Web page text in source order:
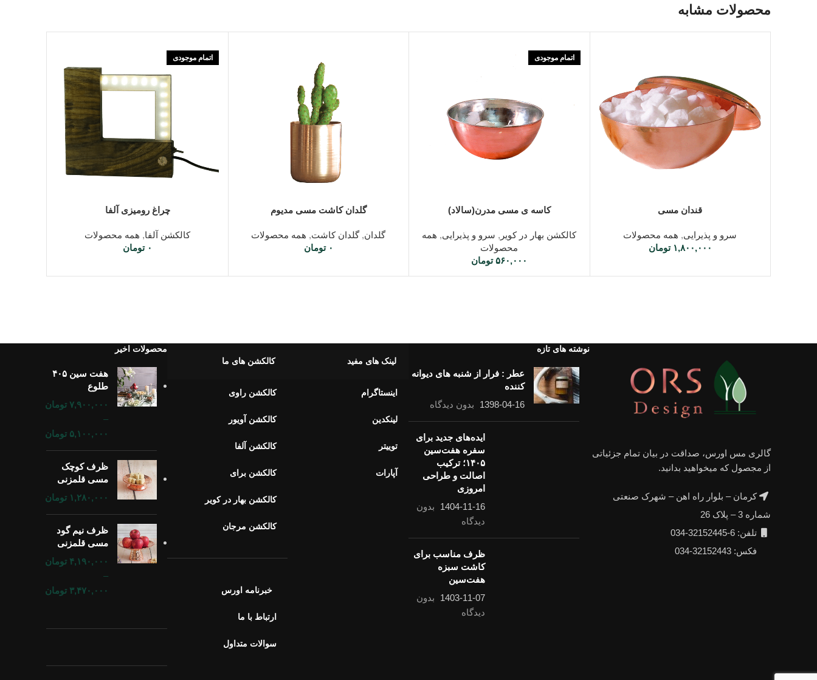
مجموعه جدید هفت سین گالری اورس
شما میتوانید از مجموعه های پیشنهادی دیگر اورس نیز بازدید کنید
تمامی محصولات مسی این مجموعه دارای پوشش محافظ میباشند
بنابراین مشکل تغییر رنگ را ندارند
در ارتباط باشید
محصولات مشابه
افزودن به سبد خریدقندان مسی
سرو و پذیرایی, همه محصولات
۱,۸۰۰,۰۰۰ تومان
اتمام موجودی
اطلاعات بیشترکاسه ی مسی مدرن(سالاد)
کالکشن بهار در کویر , سرو و پذیرایی, همه
محصولات
۵۶۰,۰۰۰ تومان
افزودن به سبد خرید
گلدان کاشت مسی مدیوم
گلدان,گلدان کاشت, همه محصولات
۰ تومان
اتمام موجودی
اطلاعات بیشترچراغ رومیزی آلفا
کالکشن آلفا, همه محصولات
۰ تومان
گالری مس اورس، صداقت در بیان تمام جزئیاتی
از مجصول که میخواهید بدانید.
کرمان – بلوار راه اهن – شهرک صنعتی
شماره 3 – پلاک 26
تلفن: 6-32152445-034
فکس: 32152443-034
نوشته های تازه
عطر : فرار از شنبه های دیوانه
کننده
1398-04-16
بدون دیدگاه
ایده‌های جدید برای
سفره هفت‌سین
۱۴۰۵؛ ترکیب
اصالت و طراحی
امروزی
1404-11-16
بدون
دیدگاه
ظرف مناسب برای
کاشت سبزه هفت‌سین
1403-11-07
دیدگاه
لینک های مفید
اینستاگرام
لینکدین
توییتر
آپارات
کالکشن های ما
کالکشن راوی
کالکشن آویور
کالکشن آلفا
کالکشن برای
کالکشن بهار در کویر
کالکشن مرجان
خبرنامه اورس
ارتباط با ما
سوالات متداول
محصولات اخیر
هفت سین ۴۰۵
طلوع
۷,۹۰۰,۰۰۰ تومان
–
۵,۱۰۰,۰۰۰ تومان
ظرف کوچک
مسی قلمزنی
۱,۲۸۰,۰۰۰ تومان
ظرف نیم گود
مسی قلمزنی
۴,۱۹۰,۰۰۰ تومان
–
۳,۴۷۰,۰۰۰ تومان